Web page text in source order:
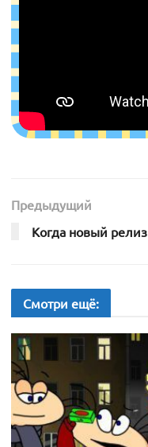
Предыдущий
Когда новый релиз
Смотри ещё: